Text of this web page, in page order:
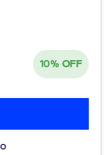
10% OFF